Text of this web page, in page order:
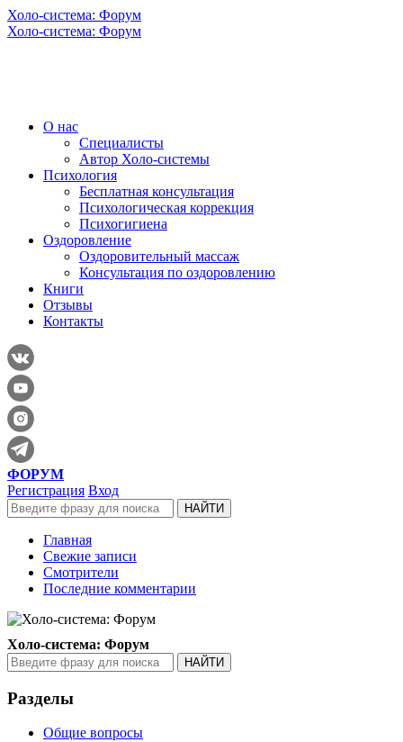
Холо-система: Форум
Холо-система: Форум
О нас
Специалисты
Автор Холо-системы
Психология
Бесплатная консультация
Психологическая коррекция
Психогигиена
Оздоровление
Оздоровительный массаж
Консультация по оздоровлению
Книги
Отзывы
Контакты
ФОРУМ
Регистрация Вход
Главная
Свежие записи
Смотрители
Последние комментарии
Холо-система: Форум
Разделы
Общие вопросы